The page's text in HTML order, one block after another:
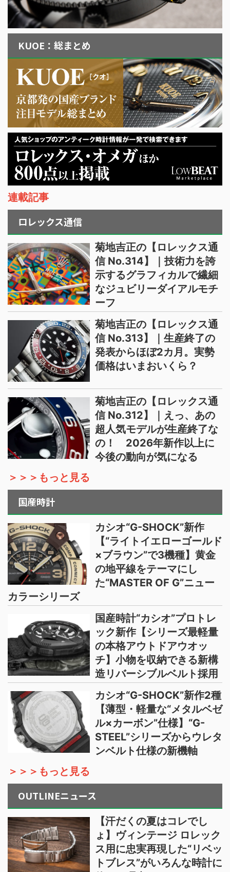
KUOE：総まとめ
連載記事
ロレックス通信
菊地吉正の【ロレックス通
信 No.314】｜技術力を誇
示するグラフィカルで繊細
なジュビリーダイアルモチ
ーフ
菊地吉正の【ロレックス通
信 No.313】｜生産終了の
発表からほぼ2カ月。実勢
価格はいまおいくら？
菊地吉正の【ロレックス通
信 No.312】｜えっ、あの
超人気モデルが生産終了な
の！ 2026年新作以上に
今後の動向が気になる
＞＞＞もっと見る
国産時計
カシオ“G-SHOCK”新作
【“ライトイエローゴールド
×ブラウン”で3機種】黄金
の地平線をテーマにし
た“MASTER OF G”ニュー
カラーシリーズ
国産時計“カシオ”プロトレ
ック新作【シリーズ最軽量
の本格アウトドアウオッ
チ】小物を収納できる新構
造リバーシブルベルト採用
カシオ“G-SHOCK”新作2種
【薄型・軽量な“メタルベゼ
ル×カーボン”仕様】“G-
STEEL”シリーズからウレタ
ンベルト仕様の新機軸
＞＞＞もっと見る
OUTLINEニュース
【汗だくの夏はコレでし
ょ】ヴィンテージ ロレック
ス用に忠実再現した“リベッ
トブレス”がいろんな時計に